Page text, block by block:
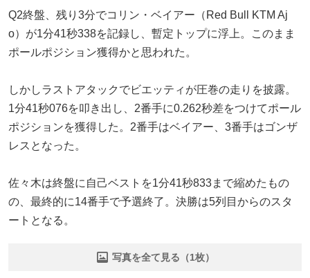
Q2終盤、残り3分でコリン・ベイアー（Red Bull KTM Aj
o）が1分41秒338を記録し、暫定トップに浮上。このまま
ポールポジション獲得かと思われた。
しかしラストアタックでビエッティが圧巻の走りを披露。
1分41秒076を叩き出し、2番手に0.262秒差をつけてポール
ポジションを獲得した。2番手はベイアー、3番手はゴンザ
レスとなった。
佐々木は終盤に自己ベストを1分41秒833まで縮めたもの
の、最終的に14番手で予選終了。決勝は5列目からのスタ
ートとなる。
写真を全て見る（1枚）